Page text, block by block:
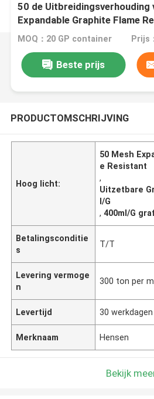
50 de Uitbreidingsverhouding
Expandable Graphite Flame
MOQ：20 GP container
Beste prijs
PRODUCTOMSCHRIJVING
Hoog licht:
50 Mesh
e Resistant
,
Uitzetbare
l/G
,400ml/G
Betalingsconditie
s
T/T
Levering vermoge
n
300 ton per
Levertijd 30 werkdagen
Merknaam Hensen
Bekijk